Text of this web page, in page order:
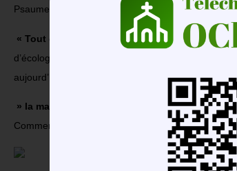
Psaumes
« Tout est lié »
Penser l’homme dans son lien
d’écologie intégrale. Un chemin du décalogue
aujourd’hui et sa responsabilité.
» la maison commune »
L’urgence de se
Comment faire ?